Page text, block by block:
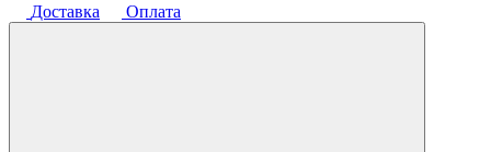
Доставка
Оплата